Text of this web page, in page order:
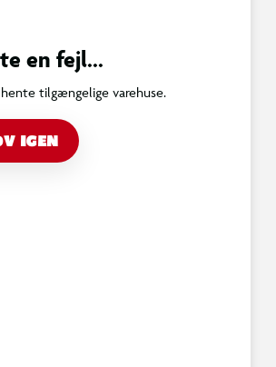
en fejl...
tilgængelige varehuse.
IGEN